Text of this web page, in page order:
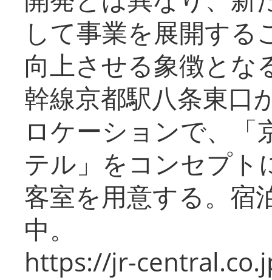
して事業を展開する
向上させる象徴とな
幹線京都駅八条東口
ロケーションで、「
テル」をコンセプト
客室を用意する。宿
中。
https://jr-